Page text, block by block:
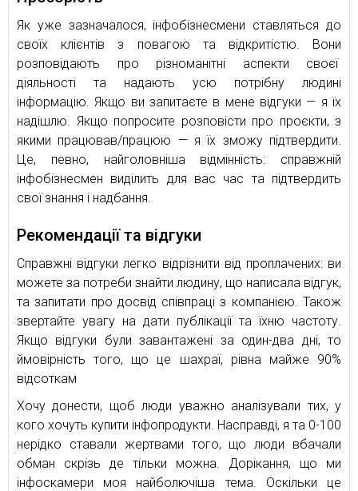
Як уже зазначалося, інфобізнесмени ставляться до
своїх клієнтів з повагою та відкритістю. Вони
розповідають про різноманітні аспекти своєї
діяльності та надають усю потрібну людині
інформацію. Якщо ви запитаєте в мене відгуки — я їх
надішлю. Якщо попросите розповісти про проєкти, з
якими працював/працюю — я їх зможу підтвердити.
Це, певно, найголовніша відмінність: справжній
інфобізнесмен виділить для вас час та підтвердить
свої знання і надбання.
Рекомендації та відгуки
Справжні відгуки легко відрізнити від проплачених: ви
можете за потреби знайти людину, що написала відгук,
та запитати про досвід співпраці з компанією. Також
звертайте увагу на дати публікації та їхню частоту.
Якщо відгуки були завантажені за один-два дні, то
ймовірність того, що це шахраї, рівна майже 90%
відсоткам
Хочу донести, щоб люди уважно аналізували тих, у
кого хочуть купити інфопродукти. Насправді, я та 0-100
нерідко ставали жертвами того, що люди вбачали
обман скрізь де тільки можна. Дорікання, що ми
інфоскамери моя найболючіша тема. Оскільки це